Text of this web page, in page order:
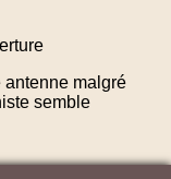
antenne malgré
semble